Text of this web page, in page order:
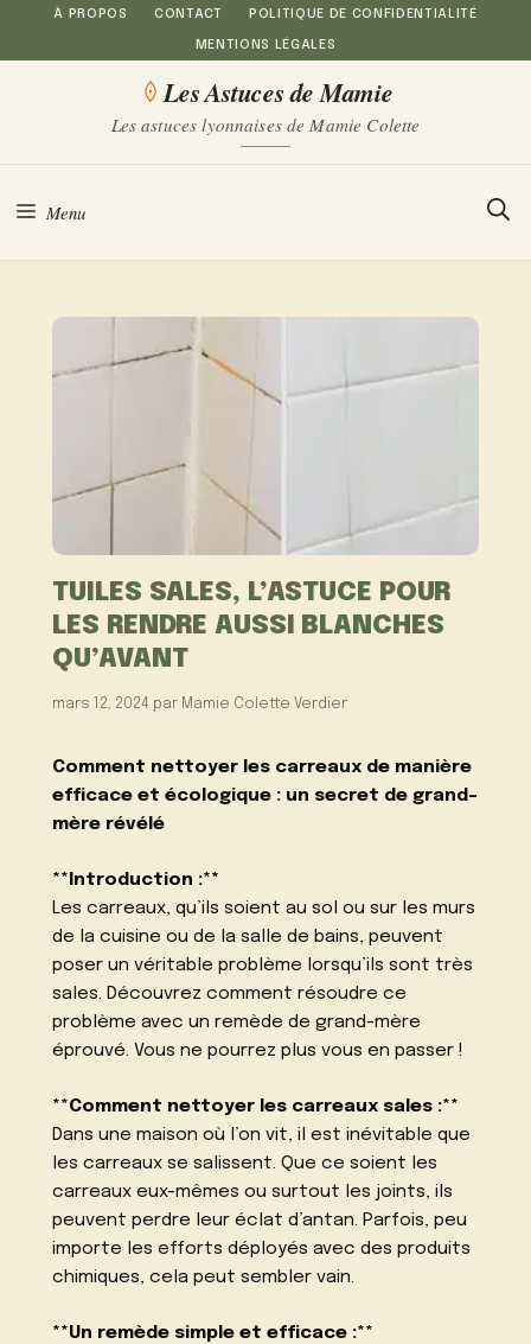
Aller
au
À PROPOS CONTACT POLITIQUE DE CONFIDENTIALITÉ
MENTIONS LÉGALES
Les Astuces de Mamie
Les astuces lyonnaises de Mamie Colette
Menu
TUILES SALES, L’ASTUCE POUR
LES RENDRE AUSSI BLANCHES
QU’AVANT
mars 12, 2024 par Mamie Colette Verdier
Comment nettoyer les carreaux de manière
efficace et écologique : un secret de grand-
mère révélé
**Introduction :**
Les carreaux, qu’ils soient au sol ou sur les murs
de la cuisine ou de la salle de bains, peuvent
poser un véritable problème lorsqu’ils sont très
sales. Découvrez comment résoudre ce
problème avec un remède de grand-mère
éprouvé. Vous ne pourrez plus vous en passer !
**Comment nettoyer les carreaux sales :**
Dans une maison où l’on vit, il est inévitable que
les carreaux se salissent. Que ce soient les
carreaux eux-mêmes ou surtout les joints, ils
peuvent perdre leur éclat d’antan. Parfois, peu
importe les efforts déployés avec des produits
chimiques, cela peut sembler vain.
**Un remède simple et efficace :**